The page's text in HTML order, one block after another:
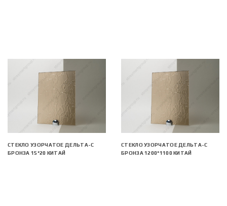
СТЕКЛО УЗОРЧАТОЕ ДЕЛЬТА-С
БРОНЗА 15*20 КИТАЙ
СТЕКЛО УЗОРЧАТОЕ ДЕЛЬТА-С
БРОНЗА 1200*1100 КИТАЙ